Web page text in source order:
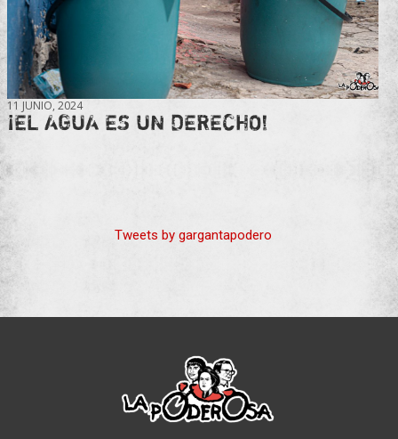
11 JUNIO, 2024
¡EL AGUA ES UN DERECHO!
Tweets by gargantapodero